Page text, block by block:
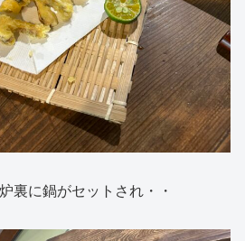
裏に鍋がセットされ・・